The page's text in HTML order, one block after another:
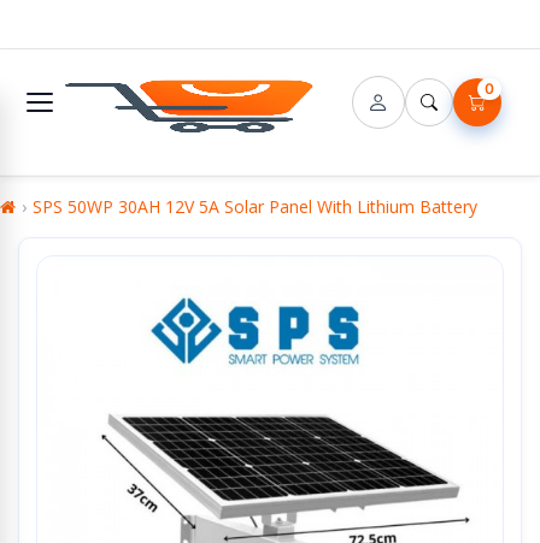
0
SPS 50WP 30AH 12V 5A Solar Panel With Lithium Battery